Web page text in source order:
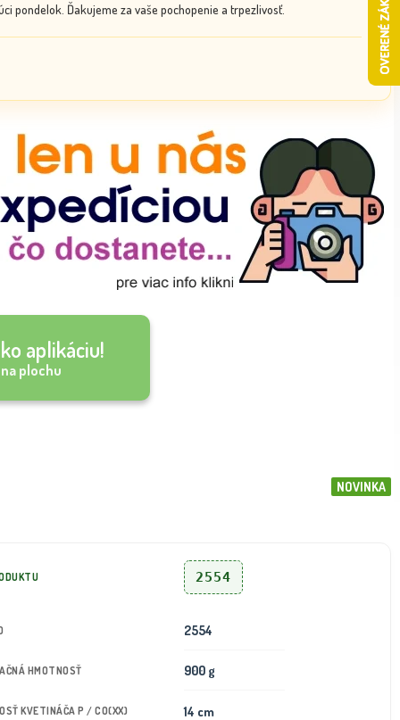
pondelok. Ďakujeme za vaše pochopenie a trpezlivosť.
aplikáciu!
plochu
NOVINKA
2554
2554
HMOTNOSŤ 900 g
KVETINÁČA P / CO(XX) 14 cm